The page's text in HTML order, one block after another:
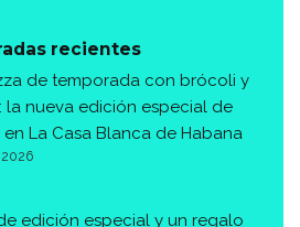
recientes
de temporada con brócoli y
la nueva edición especial de
La Casa Blanca de Habana
2026
edición especial y un regalo